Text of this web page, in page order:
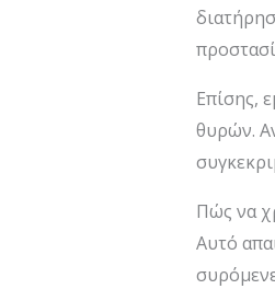
Επίσης,
θυρών.
Πώς να
Αυτό